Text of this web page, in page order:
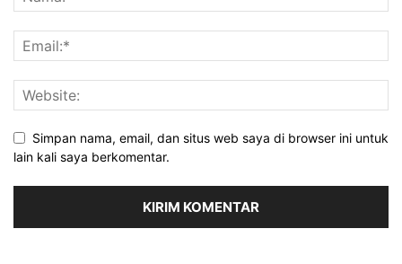
Simpan nama, email, dan situs web saya di browser ini untuk
lain kali saya berkomentar.